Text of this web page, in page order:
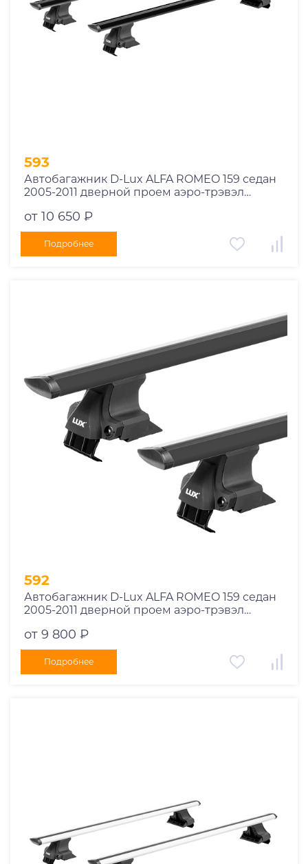
593
Автобагажник D-Lux ALFA ROMEO 159 седан
2005-2011 дверной проем аэро-трэвэл
от 10 650 ₽
Подробнее
592
Автобагажник D-Lux ALFA ROMEO 159 седан
2005-2011 дверной проем аэро-трэвэл
от 9 800 ₽
Подробнее